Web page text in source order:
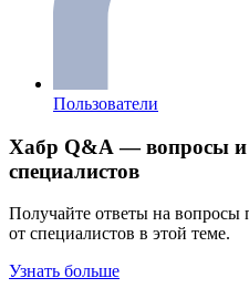
Пользователи
Хабр Q&A — вопросы и
специалистов
Получайте ответы на вопросы
от специалистов в этой теме.
Узнать больше